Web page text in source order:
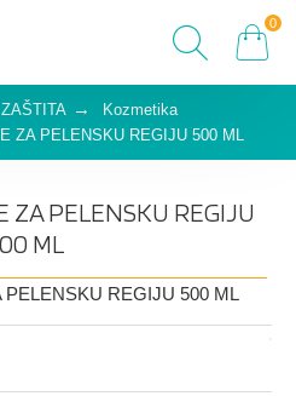
0
Kozmetika
ZA PELENSKU REGIJU 500 ML
ZA PELENSKU REGIJU
ML